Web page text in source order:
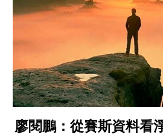
廖閱鵬：從賽斯資料看